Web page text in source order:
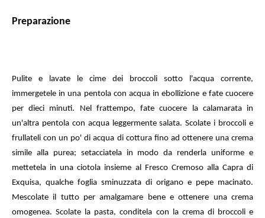
Preparazione
Pulite e lavate le cime dei broccoli sotto l'acqua corrente,
immergetele in una pentola con acqua in ebollizione e fate cuocere
per dieci minuti. Nel frattempo, fate cuocere la calamarata in
un'altra pentola con acqua leggermente salata. Scolate i broccoli e
frullateli con un po' di acqua di cottura fino ad ottenere una crema
simile alla purea; setacciatela in modo da renderla uniforme e
mettetela in una ciotola insieme al Fresco Cremoso alla Capra di
Exquisa, qualche foglia sminuzzata di origano e pepe macinato.
Mescolate il tutto per amalgamare bene e ottenere una crema
omogenea. Scolate la pasta, conditela con la crema di broccoli e